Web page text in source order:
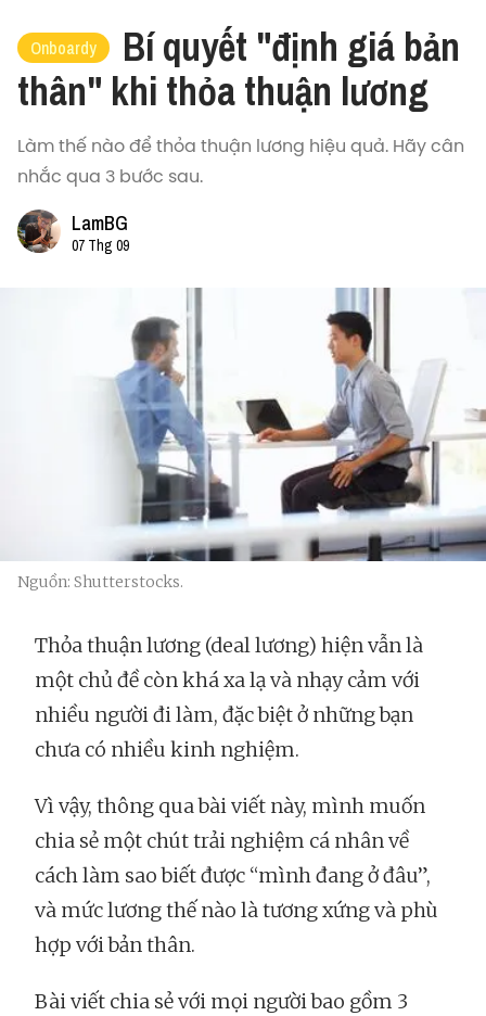
Onboardy
Bí quyết "định giá bản
thân" khi thỏa thuận lương
Làm thế nào để thỏa thuận lương hiệu quả. Hãy cân
nhắc qua 3 bước sau.
LamBG
07 Thg 09
Nguồn: Shutterstocks.
Thỏa thuận lương (deal lương) hiện vẫn là
một chủ đề còn khá xa lạ và nhạy cảm với
nhiều người đi làm, đặc biệt ở những bạn
chưa có nhiều kinh nghiệm.
Vì vậy, thông qua bài viết này, mình muốn
chia sẻ một chút trải nghiệm cá nhân về
cách làm sao biết được “mình đang ở đâu”,
và mức lương thế nào là tương xứng và phù
hợp với bản thân.
Bài viết chia sẻ với mọi người bao gồm 3